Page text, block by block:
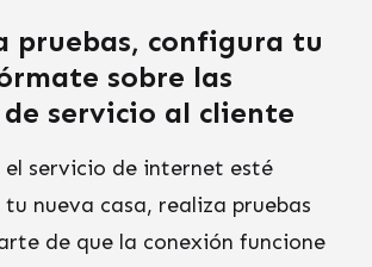
pruebas, configura tu
sobre las
servicio al cliente
el servicio de internet esté
nueva casa, realiza pruebas
de que la conexión funcione